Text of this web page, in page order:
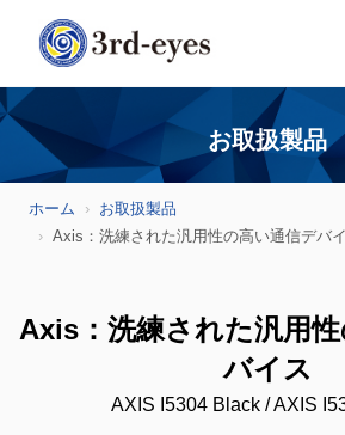
お取扱製品
ホーム
お取扱製品
Axis：洗練された汎用性の高い通信デバ
Axis：洗練された汎用
バイス
AXIS I5304 Black / AXIS